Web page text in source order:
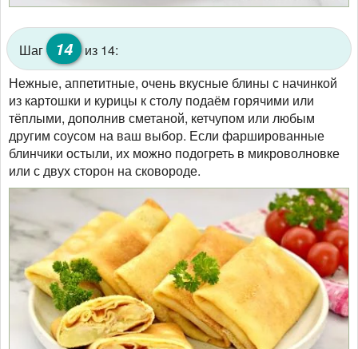
Шаг 14 из 14:
Нежные, аппетитные, очень вкусные блины с начинкой
из картошки и курицы к столу подаём горячими или
тёплыми, дополнив сметаной, кетчупом или любым
другим соусом на ваш выбор. Если фаршированные
блинчики остыли, их можно подогреть в микроволновке
или с двух сторон на сковороде.